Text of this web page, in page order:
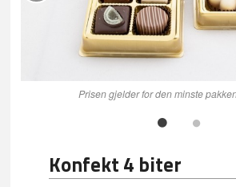
Prisen gjelder for den minste
Konfekt 4 biter